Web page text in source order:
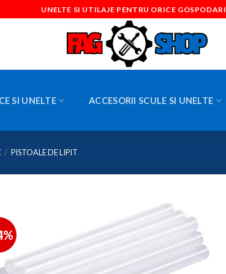
UNELTE SI UTILAJE PENTRU ORICE
SI UNELTE ACCESORII SCULE SI UNELTE
/ PISTOALE DE LIPIT